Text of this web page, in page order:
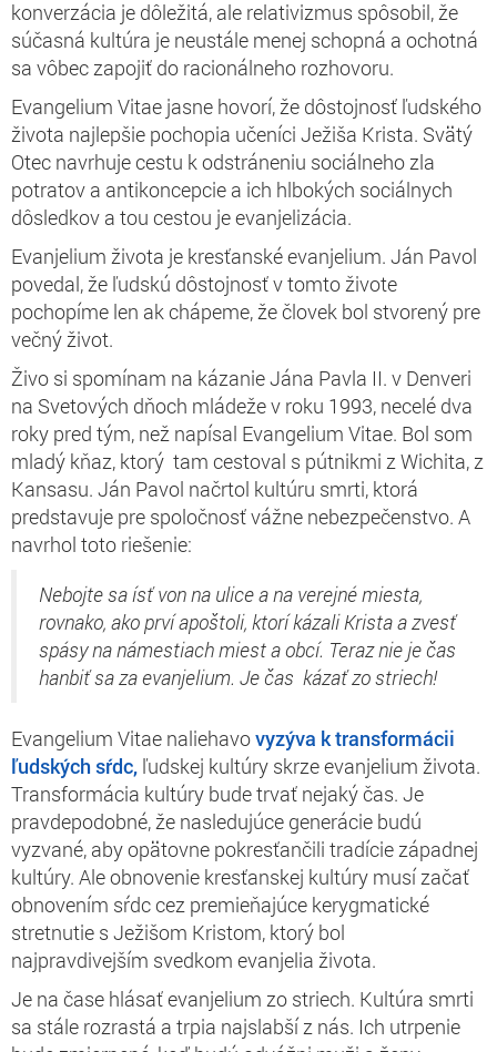
konverzácia je dôležitá, ale relativizmus spôsobil, že
súčasná kultúra je neustále menej schopná a ochotná
sa vôbec zapojiť do racionálneho rozhovoru.
Evangelium Vitae jasne hovorí, že dôstojnosť ľudského
života najlepšie pochopia učeníci Ježiša Krista. Svätý
Otec navrhuje cestu k odstráneniu sociálneho zla
potratov a antikoncepcie a ich hlbokých sociálnych
dôsledkov a tou cestou je evanjelizácia.
Evanjelium života je kresťanské evanjelium. Ján Pavol
povedal, že ľudskú dôstojnosť v tomto živote
pochopíme len ak chápeme, že človek bol stvorený pre
večný život.
Živo si spomínam na kázanie Jána Pavla II. v Denveri
na Svetových dňoch mládeže v roku 1993, necelé dva
roky pred tým, než napísal Evangelium Vitae. Bol som
mladý kňaz, ktorý tam cestoval s pútnikmi z Wichita, z
Kansasu. Ján Pavol načrtol kultúru smrti, ktorá
predstavuje pre spoločnosť vážne nebezpečenstvo. A
navrhol toto riešenie:
Nebojte sa ísť von na ulice a na verejné miesta,
rovnako, ako prví apoštoli, ktorí kázali Krista a zvesť
spásy na námestiach miest a obcí. Teraz nie je čas
hanbiť sa za evanjelium. Je čas kázať zo striech!
Evangelium Vitae naliehavovyzýva k transformácii
ľudských sŕdc, ľudskej kultúry skrze evanjelium života.
Transformácia kultúry bude trvať nejaký čas. Je
pravdepodobné, že nasledujúce generácie budú
vyzvané, aby opätovne pokresťančili tradície západnej
kultúry. Ale obnovenie kresťanskej kultúry musí začať
obnovením sŕdc cez premieňajúce kerygmatické
stretnutie s Ježišom Kristom, ktorý bol
najpravdivejším svedkom evanjelia života.
Je na čase hlásať evanjelium zo striech. Kultúra smrti
sa stále rozrastá a trpia najslabší z nás. Ich utrpenie